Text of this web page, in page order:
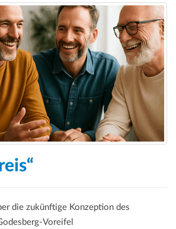
die zukünftige Konzeption des
Voreifel